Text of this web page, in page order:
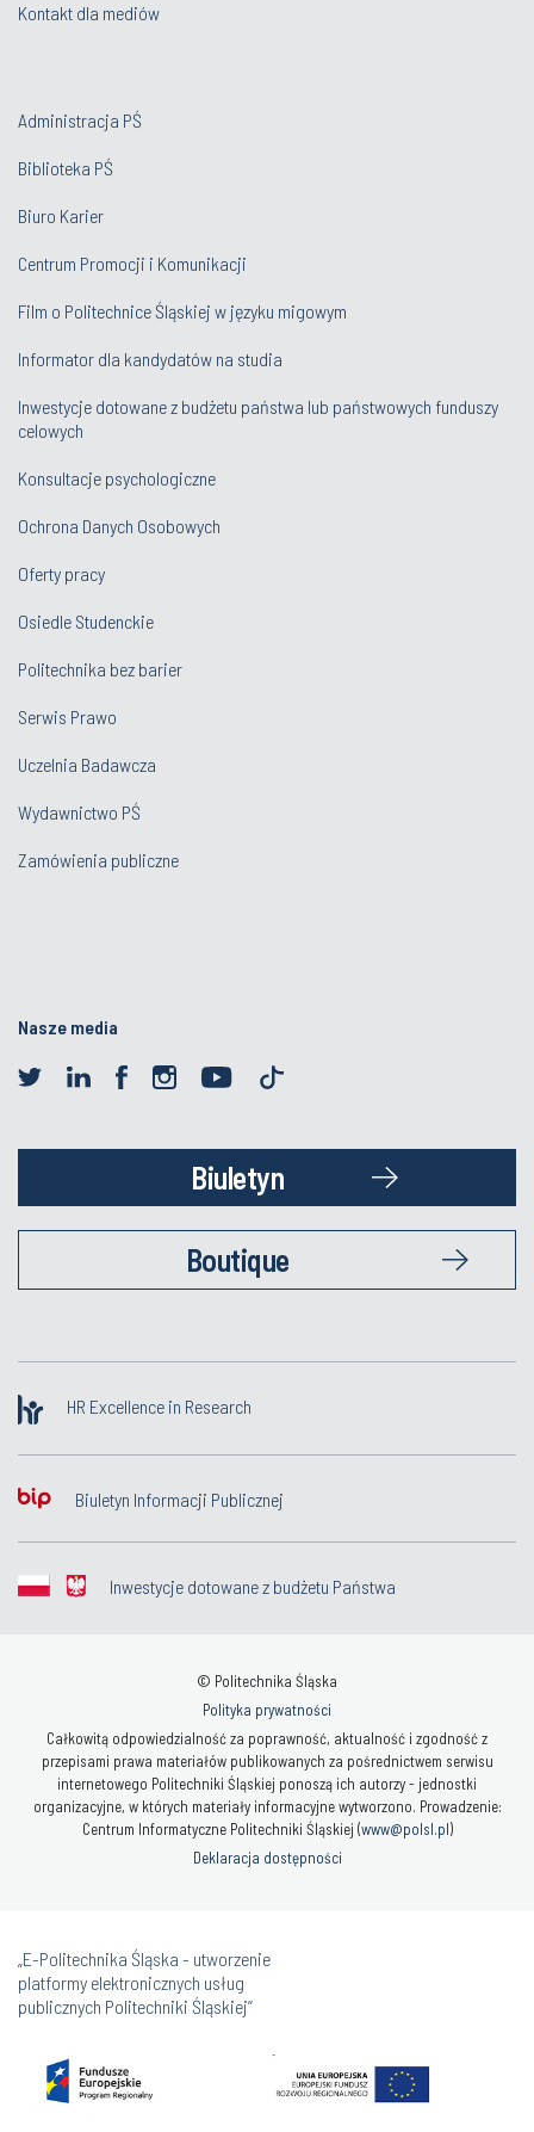
Kontakt dla mediów
Administracja PŚ
Biblioteka PŚ
Biuro Karier
Centrum Promocji i Komunikacji
Film o Politechnice Śląskiej w języku migowym
Informator dla kandydatów na studia
Inwestycje dotowane z budżetu państwa lub państwowych funduszy
celowych
Konsultacje psychologiczne
Ochrona Danych Osobowych
Oferty pracy
Osiedle Studenckie
Politechnika bez barier
Serwis Prawo
Uczelnia Badawcza
Wydawnictwo PŚ
Zamówienia publiczne
Nasze media
Biuletyn
Boutique
HR Excellence in Research
Biuletyn Informacji Publicznej
Inwestycje dotowane z budżetu Państwa
© Politechnika Śląska
Polityka prywatności
Całkowitą odpowiedzialność za poprawność, aktualność i zgodność z
przepisami prawa materiałów publikowanych za pośrednictwem serwisu
internetowego Politechniki Śląskiej ponoszą ich autorzy - jednostki
organizacyjne, w których materiały informacyjne wytworzono. Prowadzenie:
Centrum Informatyczne Politechniki Śląskiej (www@polsl.pl)
Deklaracja dostępności
„E-Politechnika Śląska - utworzenie
platformy elektronicznych usług
publicznych Politechniki Śląskiej”